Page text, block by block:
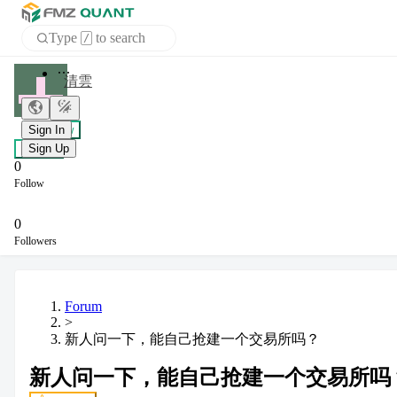
Type / to search
APP
Sign In
Sign Up
清雲
+ Follow
Chat
0
Follow
0
Followers
Forum
>
新人问一下，能自己抢建一个交易所吗？
新人问一下，能自己抢建一个交易所吗